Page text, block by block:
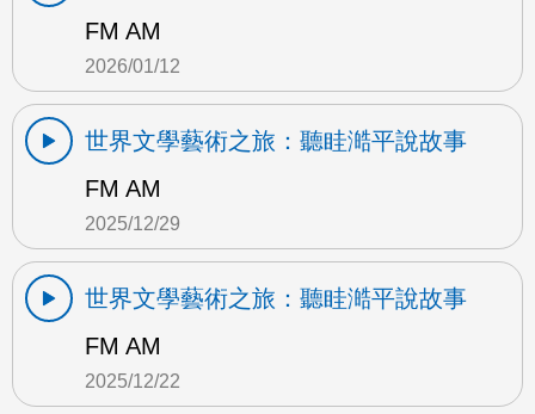
FM AM
2026/01/12
世界文學藝術之旅：聽眭澔平說故事
FM AM
2025/12/29
世界文學藝術之旅：聽眭澔平說故事
FM AM
2025/12/22